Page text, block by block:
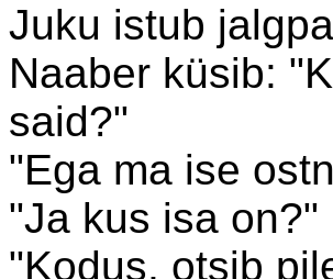
Juku istub
Naaber küsib:
said?"
"Ega ma ise
"Ja kus isa on?"
"Kodus, otsib